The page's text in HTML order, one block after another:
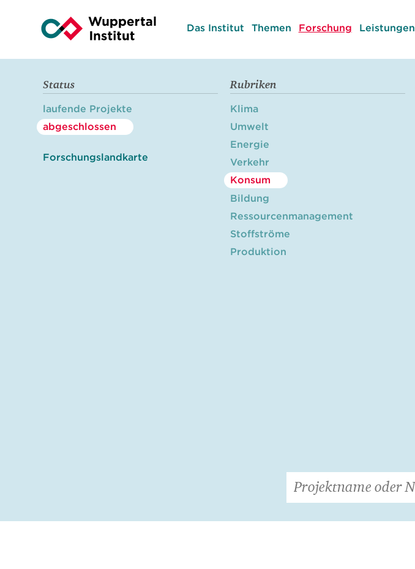
Das Institut Themen Forschung Leistungen
Status
laufende Projekte
abgeschlossen
Forschungslandkarte
Rubriken
Klima
Umwelt
Energie
Verkehr
Konsum
Bildung
Ressourcenmanagement
Stoffströme
Produktion